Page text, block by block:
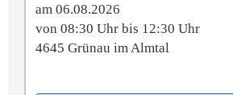
am 06.08.2026
von 08:30 Uhr bis 12:30 Uhr
4645 Grünau im Almtal